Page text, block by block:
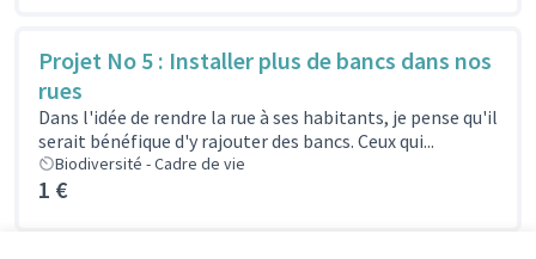
Projet No 5 : Installer plus de bancs dans nos
rues
Dans l'idée de rendre la rue à ses habitants, je pense qu'il
serait bénéfique d'y rajouter des bancs. Ceux qui...
Biodiversité - Cadre de vie
1 €